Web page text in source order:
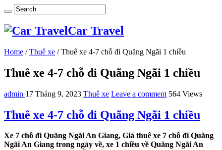
Car Travel
Home / Thuê xe / Thuê xe 4-7 chỗ đi Quãng Ngãi 1 chiều
Thuê xe 4-7 chỗ đi Quãng Ngãi 1 chiều
admin 17 Tháng 9, 2023 Thuê xe Leave a comment 564 Views
Thuê xe 4-7 chỗ đi Quãng Ngãi 1 chiều
Xe 7 chỗ đi Quãng Ngãi An Giang, Giá thuê xe 7 chỗ đi Quãng
Ngãi An Giang trong ngày về, xe 1 chiều về Quãng Ngãi An